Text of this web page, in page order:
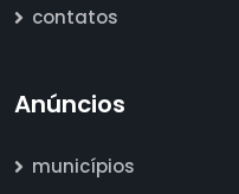
contatos
Anúncios
municípios